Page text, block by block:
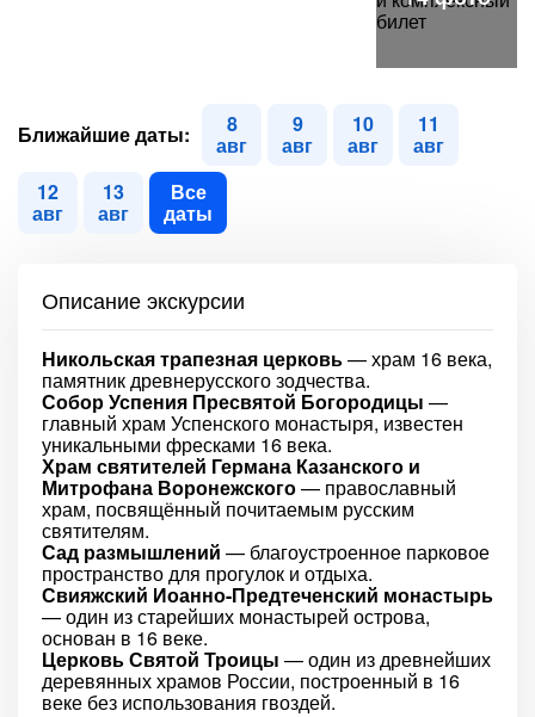
Ближайшие даты: 8
авг
9
авг
10
авг
11
авг
12
авг
13
авг
Все
даты
Описание экскурсии
Никольская трапезная церковь— храм 16 века,
памятник древнерусского зодчества.
Собор Успения Пресвятой Богородицы —
главный храм Успенского монастыря, известен
уникальными фресками 16 века.
Храм святителей Германа Казанского и
Митрофана Воронежского— православный
храм, посвящённый почитаемым русским
святителям.
Сад размышлений — благоустроенное парковое
пространство для прогулок и отдыха.
Свияжский Иоанно-Предтеченский монастырь
— один из старейших монастырей острова,
основан в 16 веке.
Церковь Святой Троицы — один из древнейших
деревянных храмов России, построенный в 16
веке без использования гвоздей.